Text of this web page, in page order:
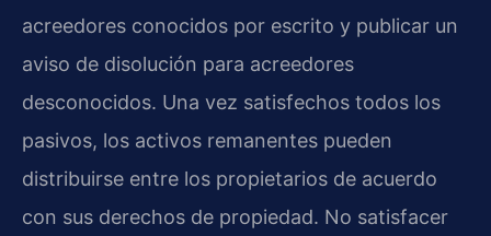
acreedores conocidos por escrito y publicar un
aviso de disolución para acreedores
desconocidos. Una vez satisfechos todos los
pasivos, los activos remanentes pueden
distribuirse entre los propietarios de acuerdo
con sus derechos de propiedad. No satisfacer